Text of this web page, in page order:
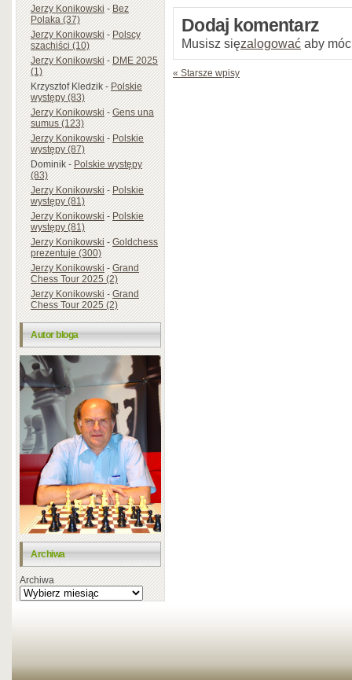
Jerzy Konikowski-Bez
Polaka (37)
Jerzy Konikowski-Polscy
szachiści (10)
Jerzy Konikowski-DME 2025
(1)
Krzysztof Kledzik-Polskie
występy (83)
Jerzy Konikowski-Gens una
sumus (123)
Jerzy Konikowski-Polskie
występy (87)
Dominik-Polskie występy
(83)
Jerzy Konikowski-Polskie
występy (81)
Jerzy Konikowski-Polskie
występy (81)
Jerzy Konikowski-Goldchess
prezentuje (300)
Jerzy Konikowski-Grand
Chess Tour 2025 (2)
Jerzy Konikowski-Grand
Chess Tour 2025 (2)
Autor bloga
Archiwa
Archiwa
Dodaj komentarz
Musisz sięzalogować aby
« Starsze wpisy